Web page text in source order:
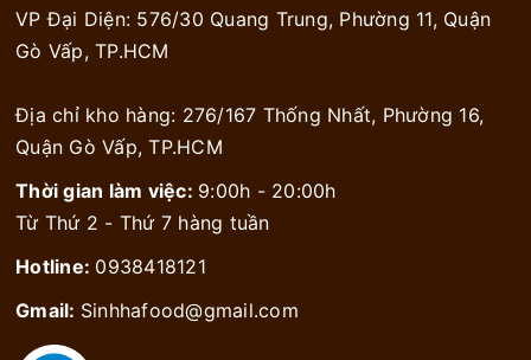
VP Đại Diện: 576/30 Quang Trung, Phường 11, Quận
Gò Vấp, TP.HCM
Địa chỉ kho hàng: 276/167 Thống Nhất, Phường 16,
Quận Gò Vấp, TP.HCM
Thời gian làm việc: 9:00h - 20:00h
Từ Thứ 2 - Thứ 7 hàng tuần
Hotline: 0938418121
Gmail: Sinhhafood@gmail.com